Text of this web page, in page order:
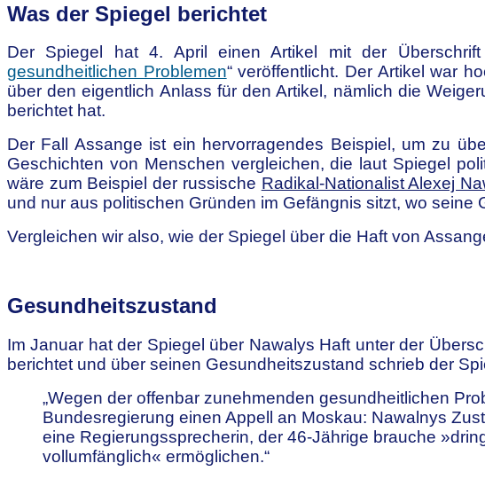
Was der Spiegel berichtet
Der Spiegel hat 4. April einen Artikel mit der Überschrift
gesundheitlichen Problemen“ veröffentlicht. Der Artikel war
über den eigentlich Anlass für den Artikel, nämlich die
berichtet hat.
Der Fall Assange ist ein hervorragendes Beispiel, um zu
Geschichten von Menschen vergleichen, die laut Spiegel
wäre zum Beispiel der russische Radikal-Nationalist Alexej
und nur aus politischen Gründen im Gefängnis sitzt, wo seine
Vergleichen wir also, wie der Spiegel über die Haft von
Gesundheitszustand
Im Januar hat der Spiegel über Nawalys Haft unter der
berichtet und über seinen Gesundheitszustand schrieb der
„Wegen der offenbar zunehmenden gesundheitlichen
Bundesregierung einen Appell an Moskau: Nawalnys
eine Regierungssprecherin, der 46-Jährige brauche
vollumfänglich« ermöglichen.“